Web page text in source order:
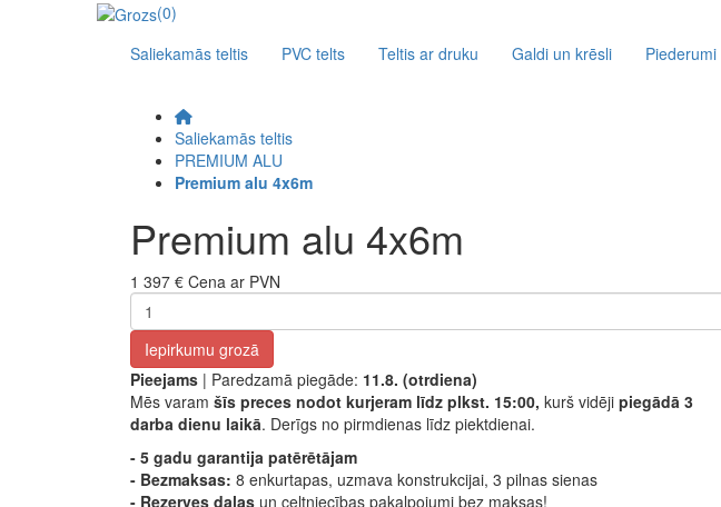
(0)
Saliekamās teltis
PVC telts Teltis ar druku Galdi un krēsli Piederumi
Saliekamās teltis
PREMIUM ALU
Premium alu 4x6m
Premium alu 4x6m
1 397 € Cena ar PVN
Iepirkumu grozā
Pieejams | Paredzamā piegāde: 11.8. (otrdiena)
Mēs varam šīs preces nodot kurjeram līdz plkst. 15:00, kurš vidēji piegādā 3
darba dienu laikā. Derīgs no pirmdienas līdz piektdienai.
- 5 gadu garantija patērētājam
- Bezmaksas: 8 enkurtapas, uzmava konstrukcijai, 3 pilnas sienas
- Rezerves daļas un celtniecības pakalpojumi bez maksas!